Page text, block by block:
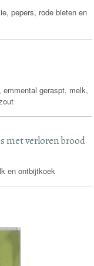
pepers, rode bieten en
emmental geraspt, melk,
met verloren brood
en ontbijtkoek